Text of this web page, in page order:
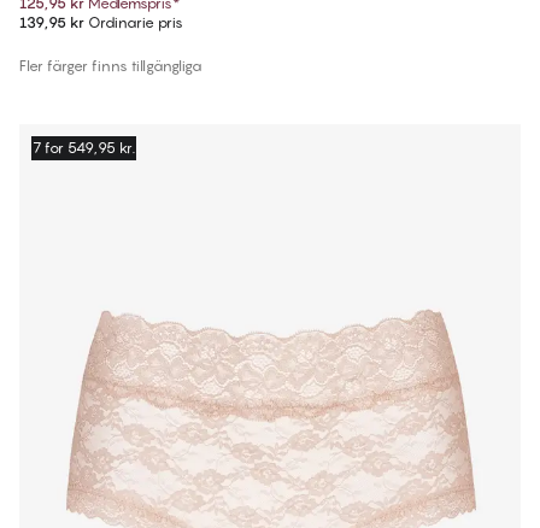
139,95 kr Ordinarie pris
Fler färger finns tillgängliga
7 for 549,95 kr.